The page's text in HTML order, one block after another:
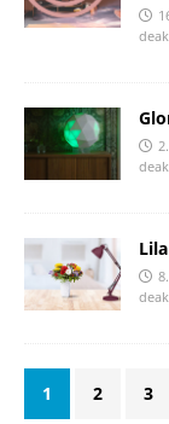
1 2 3